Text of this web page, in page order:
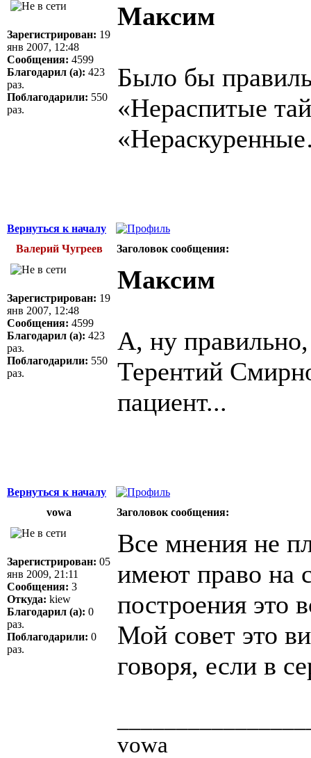
Зарегистрирован: 19
янв 2007, 12:48
Сообщения: 4599
Благодарил (а): 423
раз.
Поблагодарили: 550
раз.
Максим
Было бы
«Нераспитые
Вернуться к началу
Валерий Чугреев
Заголовок сообщения:
Зарегистрирован: 19
янв 2007, 12:48
Сообщения: 4599
Благодарил (а): 423
раз.
Поблагодарили: 550
раз.
Максим
А, ну
Терентий
пациент...
Вернуться к началу
vowa
Заголовок сообщения:
Зарегистрирован: 05
янв 2009, 21:11
Сообщения: 3
Откуда: kiew
Благодарил (а): 0
раз.
Поблагодарили: 0
раз.
Все мнения не
имеют право на
построения это
Мой совет это
говоря, если в
vowa